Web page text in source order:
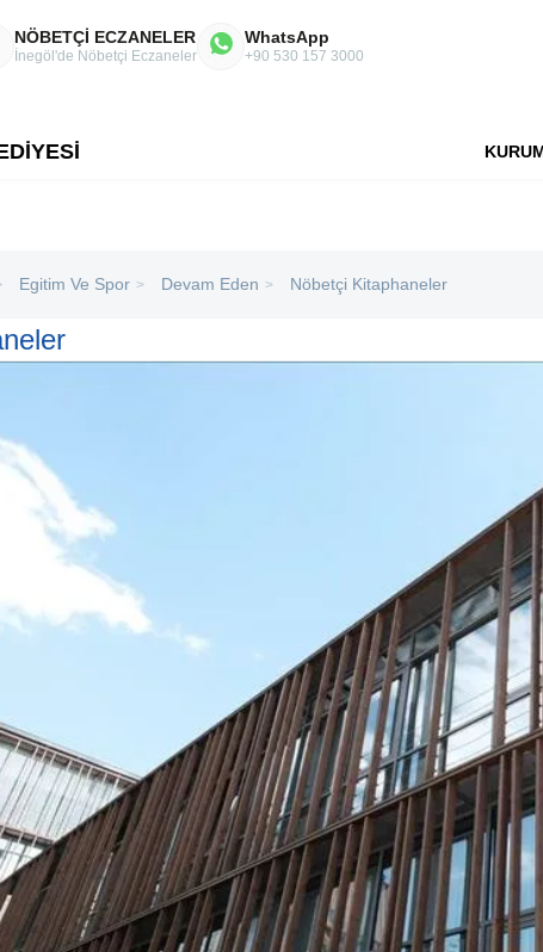
NÖBETÇİ ECZANELER
İnegöl'de Nöbetçi Eczaneler
WhatsApp
+90 530 157 3000
Egitim Ve Spor > Devam Eden > Nöbetçi Kitaphaneler